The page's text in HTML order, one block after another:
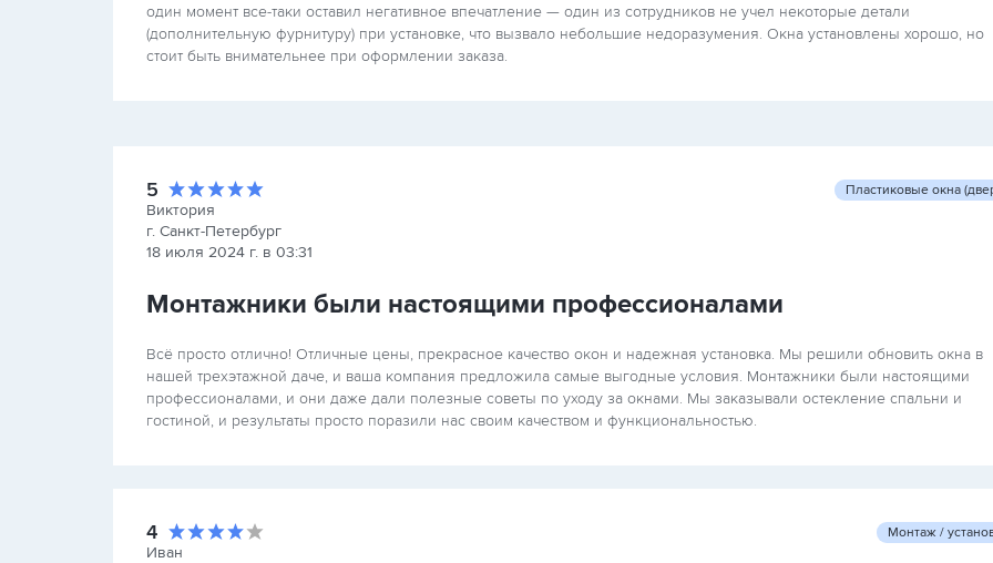
один момент все-таки оставил негативное впечатление — один из сотрудников не учел некоторые детали
(дополнительную фурнитуру) при установке, что вызвало небольшие недоразумения. Окна установлены хорошо, но
стоит быть внимательнее при оформлении заказа.
5
Виктория
г. Санкт-Петербург
18 июля 2024 г. в 03:31
Пластиковые окна
Монтажники были настоящими профессионалами
Всё просто отлично! Отличные цены, прекрасное качество окон и надежная установка. Мы решили обновить окна в
нашей трехэтажной даче, и ваша компания предложила самые выгодные условия. Монтажники были настоящими
профессионалами, и они даже дали полезные советы по уходу за окнами. Мы заказывали остекление спальни и
гостиной, и результаты просто поразили нас своим качеством и функциональностью.
4
Иван
Монтаж /